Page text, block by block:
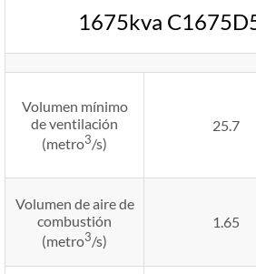
1675kva
Volumen mínimo
de ventilación
(metro3/s)
25.7
Volumen de aire de
combustión
(metro3/s)
1.65